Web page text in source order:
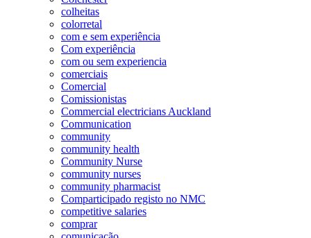
colheitas
colorretal
com e sem experiência
Com experiência
com ou sem experiencia
comerciais
Comercial
Comissionistas
Commercial electricians Auckland
Communication
community
community health
Community Nurse
community nurses
community pharmacist
Comparticipado registo no NMC
competitive salaries
comprar